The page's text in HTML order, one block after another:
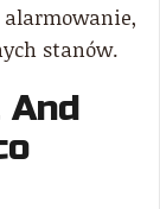
stanów.